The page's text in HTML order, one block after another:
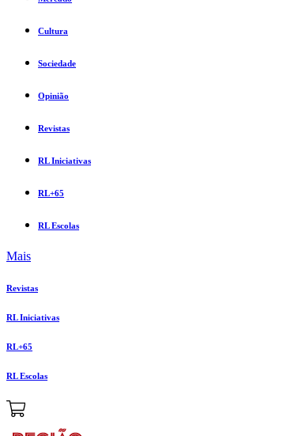
Cultura
Sociedade
Opinião
Revistas
RL Iniciativas
RL+65
RL Escolas
Mais
Revistas
RL Iniciativas
RL+65
RL Escolas